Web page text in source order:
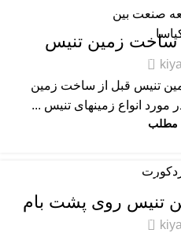
ورزشی
ساخت زمین تنیس
0
تنیس قبل از ساخت زمین
مورد انواع زمینهای تنیس ...
مطلب
ورزشی
تنیس روی پشت بام
0